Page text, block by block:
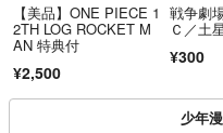
【美品】ONE PIECE 1
2TH LOG ROCKET M
AN 特典付
¥2,500
戦争劇
Ｃ／土
¥300
少年